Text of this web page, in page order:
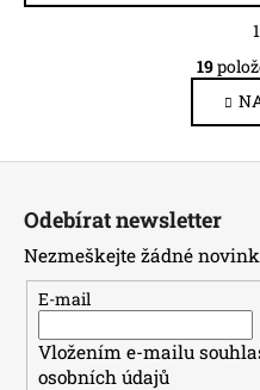
1
19
Odebírat newsletter
Nezmeškejte žádné
E-mail
Vložením e-mailu
osobních údajů